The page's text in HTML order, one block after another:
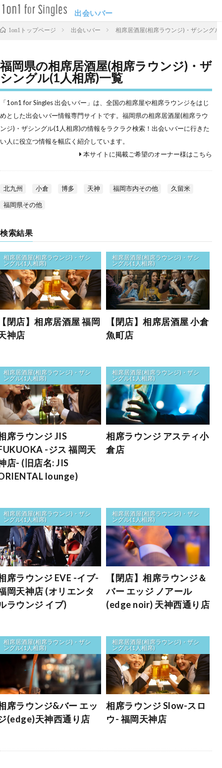
出会いバー
1on1トップページ 出会いバー 相席居酒屋(相席ラウンジ)・ザシング
福岡県の相席居酒屋(相席ラウンジ)・ザ
シングル(1人相席)一覧
「1on1 for Singles 出会いバー」は、全国の相席屋や相席ラウンジをはじ
めとした出会いバー情報専門サイトです。福岡県の相席居酒屋(相席ラウ
ンジ)・ザシングル(1人相席)の情報をラクラク検索！出会いバーに行きた
い人に役立つ情報を幅広く紹介しています。
本サイトに掲載ご希望のオーナー様はこちら
北九州 小倉 博多 天神 福岡市内その他 久留米
福岡県その他
検索結果
相席居酒屋(相席ラウンジ)・ザシ
ングル(1人相席)
閉店】相席居酒屋 福岡
神店
相席居酒屋(相席ラウンジ)・ザシ
ングル(1人相席)
【閉店】相席居酒屋 小倉
魚町店
相席居酒屋(相席ラウンジ)・ザシ
ングル(1人相席)
席ラウンジ JIS
-ジス 福岡天
店- (旧店名: JIS
lounge)
相席居酒屋(相席ラウンジ)・ザシ
ングル(1人相席)
相席ラウンジ アスティ小
倉店
相席居酒屋(相席ラウンジ)・ザシ
ングル(1人相席)
席ラウンジ EVE -イブ-
岡天神店 (オリエンタ
ラウンジ イブ)
相席居酒屋(相席ラウンジ)・ザシ
ングル(1人相席)
【閉店】相席ラウンジ＆
バー エッジ ノアール
(edge noir) 天神西通り店
相席居酒屋(相席ラウンジ)・ザシ
ングル(1人相席)
席ラウンジ&バー エッ
(edge)天神西通り店
相席居酒屋(相席ラウンジ)・ザシ
ングル(1人相席)
相席ラウンジ Slow-スロ
ウ- 福岡天神店